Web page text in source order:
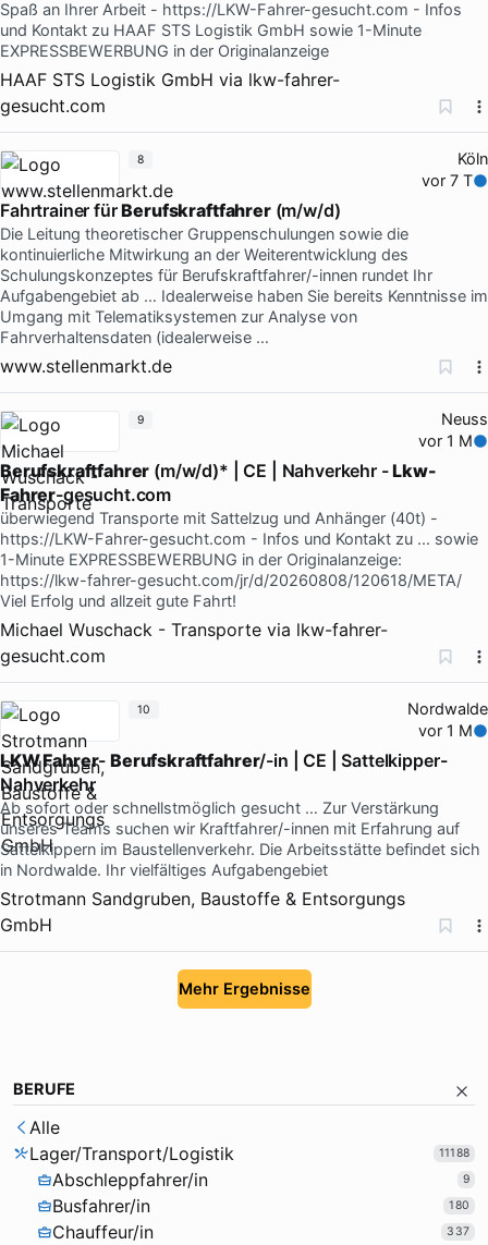
Spaß an Ihrer Arbeit - https://LKW-Fahrer-gesucht.com - Infos
und Kontakt zu HAAF STS Logistik GmbH sowie 1-Minute
EXPRESSBEWERBUNG in der Originalanzeige
HAAF STS Logistik GmbH via lkw-fahrer-
gesucht.com
Köln
vor 7 T
Fahrtrainer fürBerufskraftfahrer(m/w/d)
Die Leitung theoretischer Gruppenschulungen sowie die
kontinuierliche Mitwirkung an der Weiterentwicklung des
Schulungskonzeptes für Berufskraftfahrer/-innen rundet Ihr
Aufgabengebiet ab … Idealerweise haben Sie bereits Kenntnisse im
Umgang mit Telematiksystemen zur Analyse von
Fahrverhaltensdaten (idealerweise …
www.stellenmarkt.de
8
Neuss
vor 1 M
Berufskraftfahrer (m/w/d)* | CE | Nahverkehr -Lkw-
Fahrer-gesucht.com
überwiegend Transporte mit Sattelzug und Anhänger (40t) -
https://LKW-Fahrer-gesucht.com - Infos und Kontakt zu ... sowie
1-Minute EXPRESSBEWERBUNG in der Originalanzeige:
https://lkw-fahrer-gesucht.com/jr/d/20260808/120618/META/
Viel Erfolg und allzeit gute Fahrt!
Michael Wuschack - Transporte via lkw-fahrer-
gesucht.com
9
Nordwalde
vor 1 M
LKW Fahrer-Berufskraftfahrer/-in | CE | Sattelkipper-
Nahverkehr
Ab sofort oder schnellstmöglich gesucht … Zur Verstärkung
unseres Teams suchen wir Kraftfahrer/-innen mit Erfahrung auf
Sattelkippern im Baustellenverkehr. Die Arbeitsstätte befindet sich
in Nordwalde. Ihr vielfältiges Aufgabengebiet
Strotmann Sandgruben, Baustoffe & Entsorgungs
GmbH
10
Mehr Ergebnisse
BERUFE
Alle
Lager/Transport/Logistik
11188
Abschleppfahrer/in 9
Busfahrer/in 180
Chauffeur/in 337